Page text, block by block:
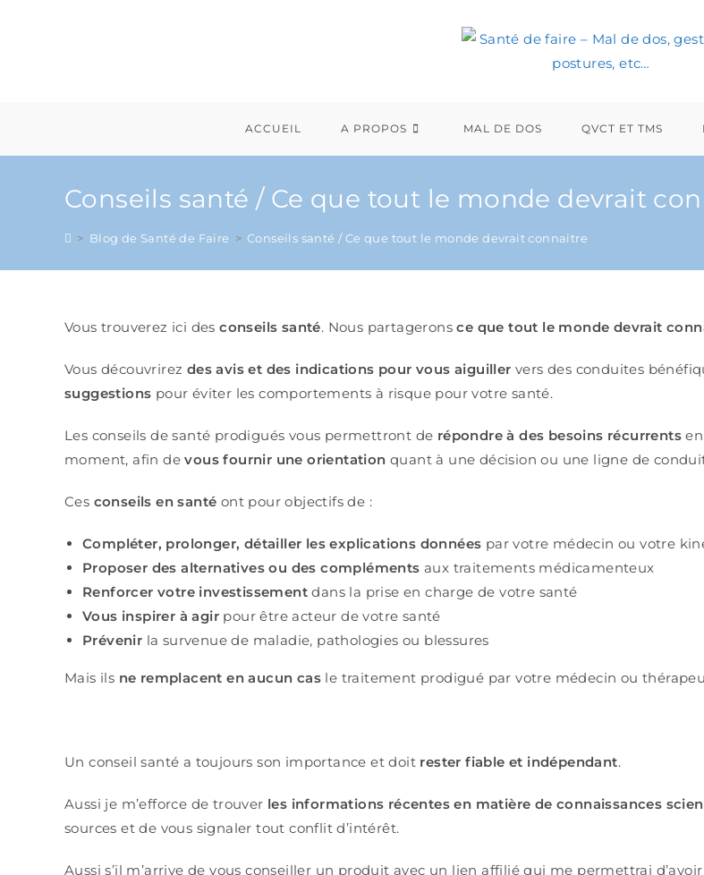
ACCUEIL A PROPOS MAL DE DOS QVCT ET TMS
Conseils santé / Ce que tout le monde devrait
> Blog de Santé de Faire > Conseils santé / Ce que tout le monde devrait connaitre
Vous trouverez ici desconseils santé. Nous partageronsce que tout le monde devrait
Vous découvrirez des avis et des indications pour vous aiguiller vers des conduites
suggestions pour éviter les comportements à risque pour votre santé.
Les conseils de santé prodigués vous permettront de répondre à des besoins récurrents
moment, afin devous fournir une orientation quant à une décision ou une ligne de
Ces conseils en santé ont pour objectifs de :
Compléter, prolonger, détailler les explications données par votre médecin ou votre
Proposer des alternatives ou des compléments aux traitements médicamenteux
Renforcer votre investissement dans la prise en charge de votre santé
Vous inspirer à agir pour être acteur de votre santé
Prévenir la survenue de maladie, pathologies ou blessures
Mais ils ne remplacent en aucun cas le traitement prodigué par votre médecin ou
Un conseil santé a toujours son importance et doit rester fiable et indépendant.
Aussi je m’efforce de trouver les informations récentes en matière de connaissances
sources et de vous signaler tout conflit d’intérêt.
Aussi s’il m’arrive de vous conseiller un produit avec un lien affilié qui me permettrai